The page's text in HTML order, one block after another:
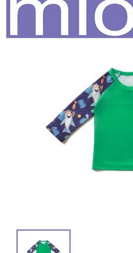
Dětské tričko do vody s